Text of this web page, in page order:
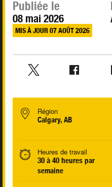
Publiée le
08 mai 2026
MIS À JOUR 07 AOÛT 2026
Région
Calgary, AB
Heures de travail
30 à 40 heures par
semaine